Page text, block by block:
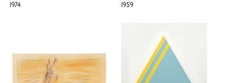
1974
1959